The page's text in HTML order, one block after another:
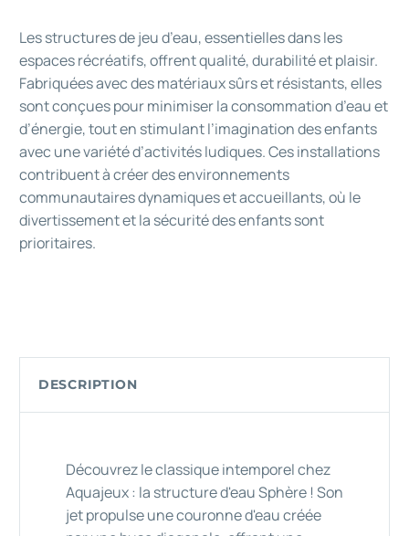
Les structures de jeu d’eau, essentielles dans les
espaces récréatifs, offrent qualité, durabilité et plaisir.
Fabriquées avec des matériaux sûrs et résistants, elles
sont conçues pour minimiser la consommation d’eau et
d’énergie, tout en stimulant l’imagination des enfants
avec une variété d’activités ludiques. Ces installations
contribuent à créer des environnements
communautaires dynamiques et accueillants, où le
divertissement et la sécurité des enfants sont
prioritaires.
DESCRIPTION
Découvrez le classique intemporel chez
Aquajeux : la structure d'eau Sphère ! Son
jet propulse une couronne d'eau créée